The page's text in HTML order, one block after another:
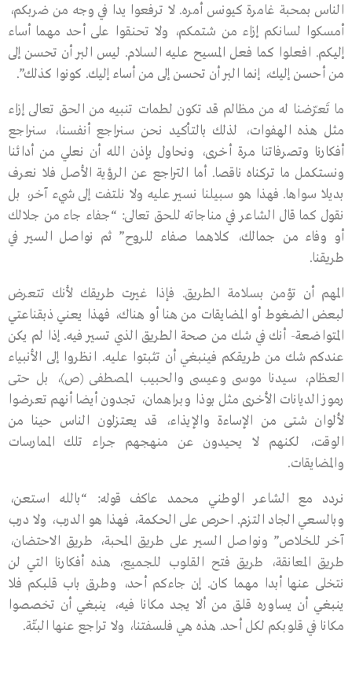
الناس بمحبة غامرة كيونس أمره. لا ترفعوا يدا في وجه من ضربكم،
أمسكوا لسانكم إزاء من شتمكم، ولا تحنقوا على أحد مهما أساء
إليكم. افعلوا كما فعل المسيح عليه السلام. ليس البر أن تحسن إلى
من أحسن إليك، إنما البر أن تحسن إلى من أساء إليك. كونوا كذلك”.
ما تَعرّضنا له من مظالم قد تكون لطمات تنبيه من الحق تعالى إزاء
مثل هذه الهفوات، لذلك بالتأكيد نحن سنراجع أنفسنا، سنراجع
أفكارنا وتصرفاتنا مرة أخرى، ونحاول بإذن الله أن نعلي من أدائنا
ونستكمل ما تركناه ناقصا. أما التراجع عن الرؤية الأصل فلا نعرف
بديلا سواها. فهذا هو سبيلنا نسير عليه ولا نلتفت إلى شيء آخر، بل
نقول كما قال الشاعر في مناجاته للحق تعالى: “جفاء جاء من جلالك
أو وفاء من جمالك، كلاهما صفاء للروح” ثم نواصل السير في
طريقنا.
المهم أن تؤمن بسلامة الطريق. فإذا غيرت طريقك لأنك تتعرض
لبعض الضغوط أو المضايقات من هنا أو هناك، فهذا يعني ذبقناعتي
المتواضعة- أنك في شك من صحة الطريق الذي تسير فيه. إذا لم يكن
عندكم شك من طريقكم فينبغي أن تثبتوا عليه. انظروا إلى الأنبياء
العظام، سيدنا موسى وعيسى والحبيب المصطفى (ص)، بل حتى
رموز الديانات الأخرى مثل بوذا وبراهمان، تجدون أيضا أنهم تعرضوا
لألوان شتى من الإساءة والإيذاء، قد يعتزلون الناس حينا من
الوقت، لكنهم لا يحيدون عن منهجهم جراء تلك الممارسات
والمضايقات.
نردد مع الشاعر الوطني محمد عاكف قوله: “بالله استعن،
وبالسعي الجاد التزم. احرص على الحكمة، فهذا هو الدرب، ولا درب
آخر للخلاص” ونواصل السير على طريق المحبة، طريق الاحتضان،
طريق المعانقة، طريق فتح القلوب للجميع، هذه أفكارنا التي لن
نتخلى عنها أبدا مهما كان. إن جاءكم أحد، وطرق باب قلبكم فلا
ينبغي أن يساوره قلق من ألا يجد مكانا فيه، ينبغي أن تخصصوا
مكانا في قلوبكم لكل أحد. هذه هي فلسفتنا، ولا تراجع عنها البتّة.